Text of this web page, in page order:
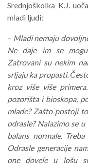
Srednjoškolka K.J.
mladi ljudi:
– Mladi nemaju
Ne daje im se
Zatrovani su nekim
srljaju ka propasti.
kroz više više
pozorišta i bioskopa,
mlade? Zašto postoji
odrasle? Nalazimo se
balans normale.
Odrasle generacije
one dovele u lošu